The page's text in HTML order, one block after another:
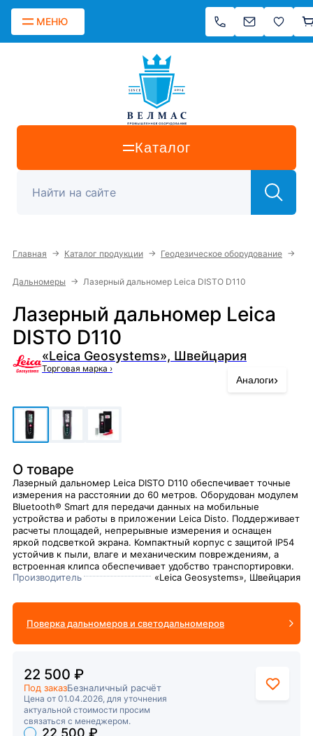
МЕНЮ
Каталог
Главная → Каталог продукции → Геодезическое оборудование →
Дальномеры → Лазерный дальномер Leica DISTO D110
Лазерный дальномер Leica
DISTO D110
«Leica Geosystems», Швейцария
Торговая марка ›
Аналоги›
О товаре
Лазерный дальномер Leica DISTO D110 обеспечивает точные
измерения на расстоянии до 60 метров. Оборудован модулем
Bluetooth® Smart для передачи данных на мобильные
устройства и работы в приложении Leica Disto. Поддерживает
расчеты площадей, непрерывные измерения и оснащен
яркой подсветкой экрана. Компактный корпус с защитой IP54
устойчив к пыли, влаге и механическим повреждениям, а
встроенная клипса обеспечивает удобство транспортировки.
Производитель
«Leica Geosystems», Швейцария
Поверка дальномеров и светодальномеров
22 500 ₽
Под заказБезналичный расчёт
Цена от 01.04.2026, для уточнения
актуальной стоимости просим
связаться с менеджером.
Торговые предложения
22 500 ₽